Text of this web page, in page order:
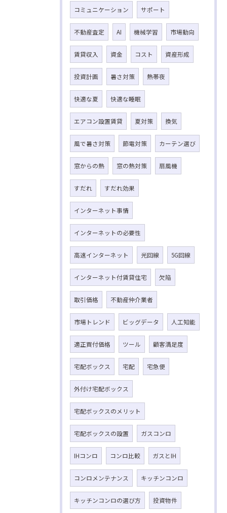
コミュニケーション サポート
不動産査定 AI 機械学習 市場動向
賃貸収入 資金 コスト 資産形成
投資計画 暑さ対策 熱帯夜
快適な夏 快適な睡眠
エアコン設置賃貸 夏対策 換気
風で暑さ対策 節電対策 カーテン選び
窓からの熱 窓の熱対策 扇風機
すだれ すだれ効果
インターネット事情
インターネットの必要性
高速インターネット 光回線 5G回線
インターネット付賃貸住宅 欠陥
取引価格 不動産仲介業者
市場トレンド ビッグデータ 人工知能
適正買付価格 ツール 顧客満足度
宅配ボックス 宅配 宅急便
外付け宅配ボックス
宅配ボックスのメリット
宅配ボックスの設置 ガスコンロ
IHコンロ コンロ比較 ガスとIH
コンロメンテナンス キッチンコンロ
キッチンコンロの選び方 投資物件